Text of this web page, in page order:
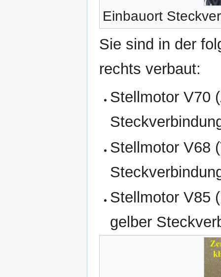
Einbauort
Sie sind in der
rechts verbaut:
Stellmotor V70
Stellmotor V68
Stellmotor V85
gelber